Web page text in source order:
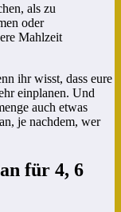
als zu
oder
Mahlzeit
ihr wisst, dass eure
einplanen. Und
auch etwas
je nachdem, wer
für 4, 6